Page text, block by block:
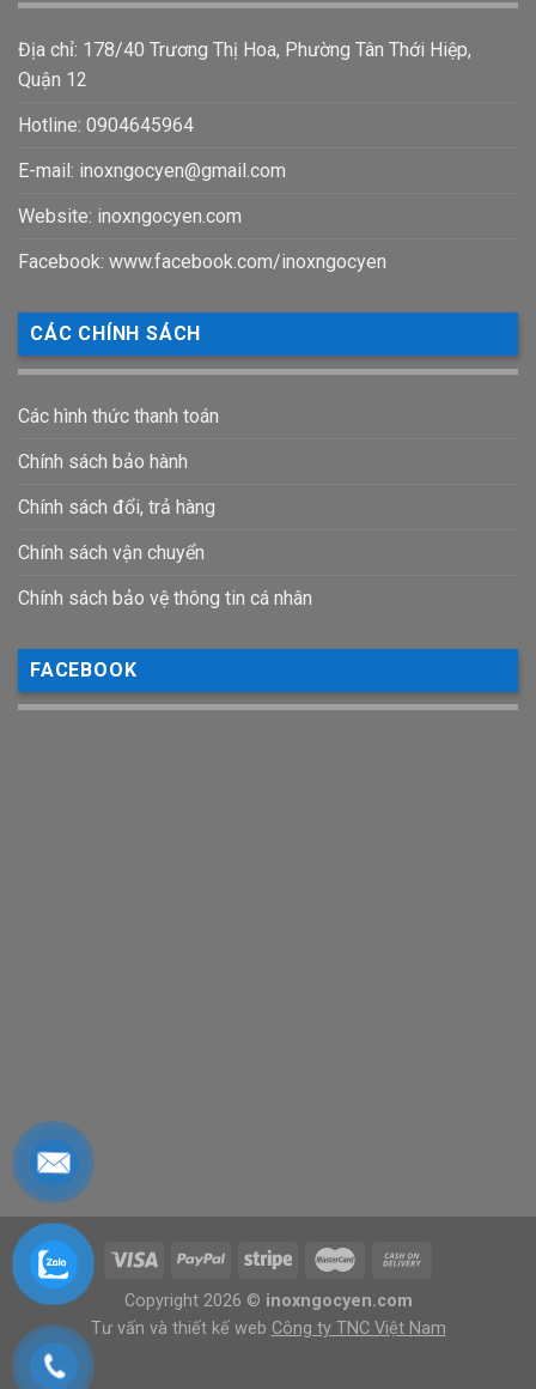
Địa chỉ: 178/40 Trương Thị Hoa, Phường Tân Thới Hiệp,
Quận 12
Hotline: 0904645964
E-mail: inoxngocyen@gmail.com
Website: inoxngocyen.com
Facebook: www.facebook.com/inoxngocyen
CÁC CHÍNH SÁCH
Các hình thức thanh toán
Chính sách bảo hành
Chính sách đổi, trả hàng
Chính sách vận chuyển
Chính sách bảo vệ thông tin cá nhân
FACEBOOK
Copyright 2026 © inoxngocyen.com
Tư vấn và thiết kế web Công ty TNC Việt Nam